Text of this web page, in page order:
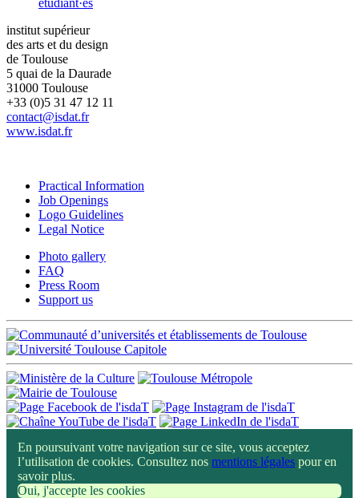
étudiant·es
institut supérieur
des arts et du design
de Toulouse
5 quai de la Daurade
31000 Toulouse
+33 (0)5 31 47 12 11
contact@isdat.fr
www.isdat.fr
Practical Information
Job Openings
Logo Guidelines
Legal Notice
Photo gallery
FAQ
Press Room
Support us
En poursuivant votre navigation sur ce site, vous acceptez
l’utilisation de cookies. Consultez nos mentions légales pour en
savoir plus.
Oui, j'accepte les cookies